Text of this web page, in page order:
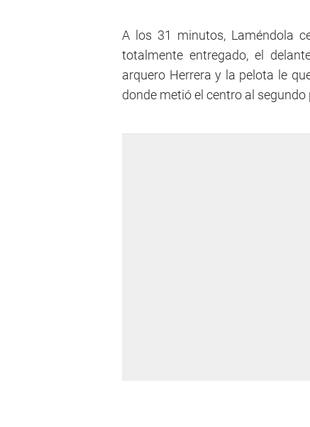
A los 31 minutos, Laméndola
totalmente entregado, el
arquero Herrera y la pelota le
donde metió el centro al